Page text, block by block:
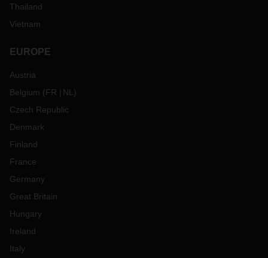
Thailand
Vietnam
EUROPE
Austria
Belgium (FR NL )
Czech Republic
Denmark
Finland
France
Germany
Great Britain
Hungary
Ireland
Italy